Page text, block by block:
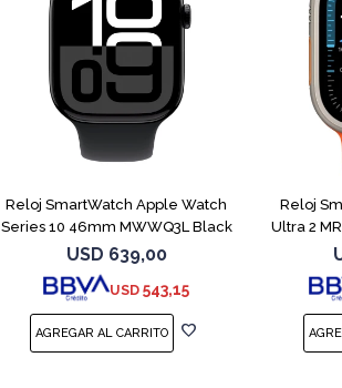
Reloj SmartWatch Apple Watch
Series 10 46mm MWWQ3L Black
ML
USD 639,00
USD 543,15
Reloj
Ultra 2